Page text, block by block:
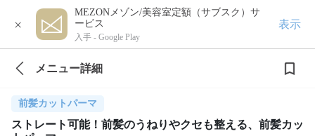
×
MEZONメゾン/美容室定額（サブスク）サ
ービス
入手 - Google Play
表示
メニュー詳細
前髪カットパーマ
ストレート可能！前髪のうねりやクセも整える、前髪カッ